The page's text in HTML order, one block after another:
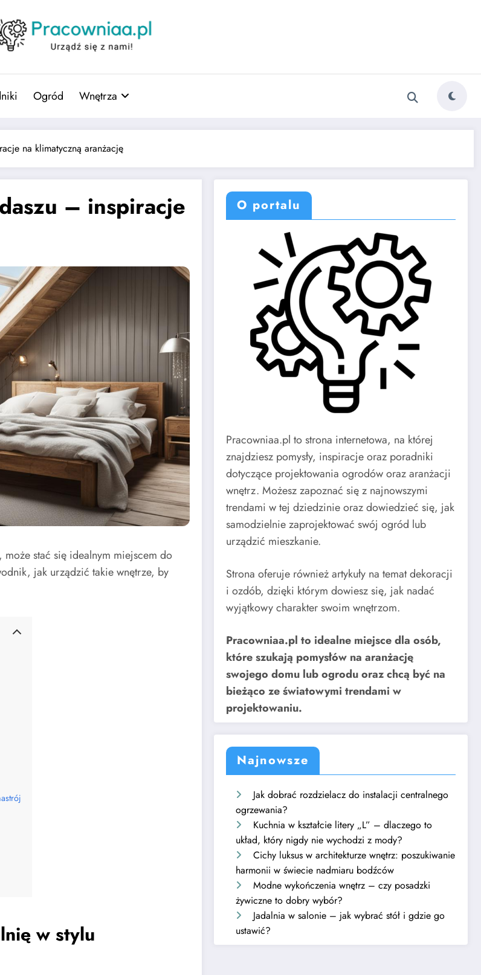
Ogród Wnętrza
na klimatyczną aranżację
– inspiracje
stać się idealnym miejscem do
jak urządzić takie wnętrze, by
w stylu
O portalu
Pracowniaa.pl to strona internetowa, na której
znajdziesz pomysły, inspiracje oraz poradniki
dotyczące projektowania ogrodów oraz aranżacji
wnętrz. Możesz zapoznać się z najnowszymi
trendami w tej dziedzinie oraz dowiedzieć się, jak
samodzielnie zaprojektować swój ogród lub
urządzić mieszkanie.
Strona oferuje również artykuły na temat dekoracji
i ozdób, dzięki którym dowiesz się, jak nadać
wyjątkowy charakter swoim wnętrzom.
Pracowniaa.pl to idealne miejsce dla osób,
które szukają pomysłów na aranżację
swojego domu lub ogrodu oraz chcą być na
bieżąco ze światowymi trendami w
projektowaniu.
Najnowsze
Jak dobrać rozdzielacz do instalacji centralnego
ogrzewania?
Kuchnia w kształcie litery „L” – dlaczego to
układ, który nigdy nie wychodzi z mody?
Cichy luksus w architekturze wnętrz: poszukiwanie
harmonii w świecie nadmiaru bodźców
Modne wykończenia wnętrz – czy posadzki
żywiczne to dobry wybór?
Jadalnia w salonie – jak wybrać stół i gdzie go
ustawić?